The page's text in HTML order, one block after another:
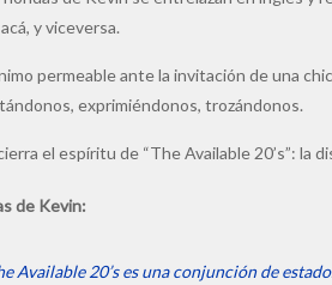
y viceversa.
permeable ante la invitación de una
exprimiéndonos, trozándonos.
el espíritu de “The Available 20’s”: la
de Kevin:
Available 20’s es una conjunción de